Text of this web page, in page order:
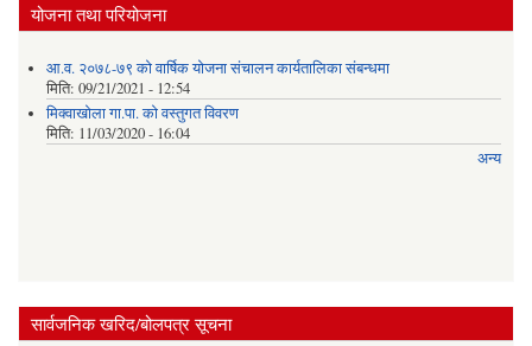
योजना तथा परियोजना
आ.व. २०७८-७९ को वार्षिक योजना संचालन कार्यतालिका संबन्धमा
मिति: 09/21/2021 - 12:54
मिक्वाखोला गा.पा. को वस्तुगत विवरण
मिति: 11/03/2020 - 16:04
अन्य
सार्वजनिक खरिद/बोलपत्र सूचना